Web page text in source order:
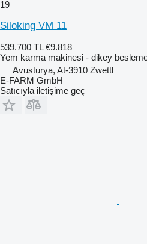
19
Siloking VM 11
539.700 TL €9.818
Yem karma makinesi - dikey
Avusturya, At-3910 Zwettl
E-FARM GmbH
Satıcıyla iletişime geç